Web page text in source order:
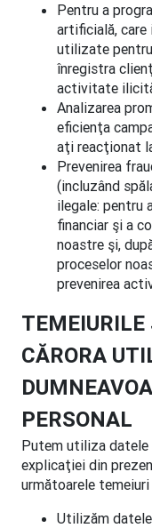
Pentru a
artificială, care
utilizate
înregistra
activitate
Analizarea
eficienţa
aţi reacţionat
Prevenirea
(incluzând
ilegale: pentru
financiar şi a
noastre şi,
proceselor
prevenirea
CĂRORA
PERSONAL
Putem utiliza datele
explicaţiei din
următoarele temeiuri
Utilizăm